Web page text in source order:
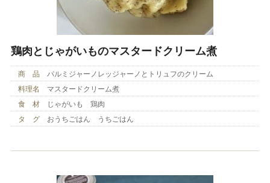
鶏肉とじゃがいものマスタードクリーム煮
商 品
パルミジャーノレッジャーノとトリュフのクリーム
料理名
マスタードクリーム煮
食 材
じゃがいも 鶏肉
タ グ
おうちごはん うちごはん